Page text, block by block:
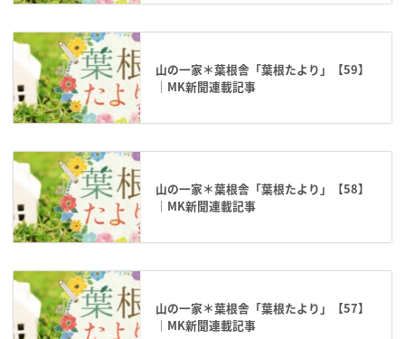
山の一家＊葉根舎「葉根たより」【59】
｜MK新聞連載記事
山の一家＊葉根舎「葉根たより」【58】
｜MK新聞連載記事
山の一家＊葉根舎「葉根たより」【57】
｜MK新聞連載記事